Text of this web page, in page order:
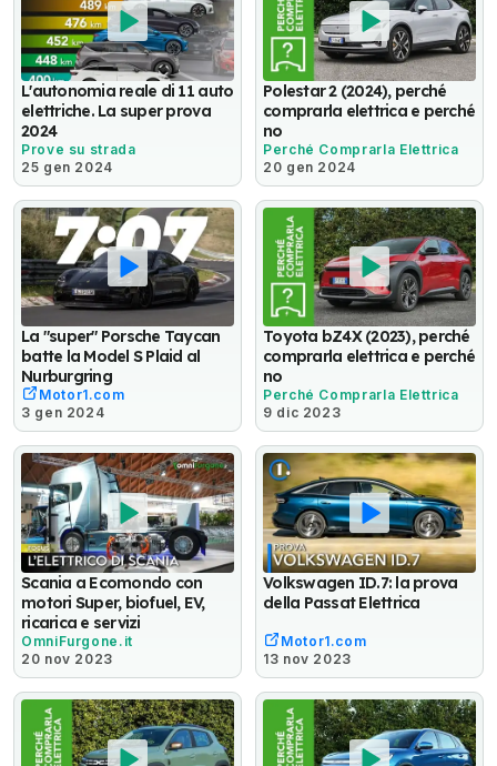
L'autonomia reale di 11 auto
elettriche. La super prova
2024
Prove su strada
25 gen 2024
Polestar 2 (2024), perché
comprarla elettrica e perché
no
Perché Comprarla Elettrica
20 gen 2024
La "super" Porsche Taycan
batte la Model S Plaid al
Nurburgring
Motor1.com
3 gen 2024
Toyota bZ4X (2023), perché
comprarla elettrica e perché
no
Perché Comprarla Elettrica
9 dic 2023
Scania a Ecomondo con
motori Super, biofuel, EV,
ricarica e servizi
OmniFurgone.it
20 nov 2023
Volkswagen ID.7: la prova
della Passat Elettrica
Motor1.com
13 nov 2023